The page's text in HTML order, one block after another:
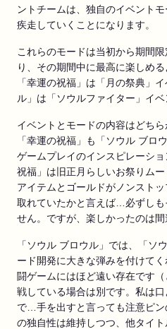
ントチームは、独自のイベント
疾走していくことになります。
これらのモードは当初から期間
り、その期間中に最高に楽しめ
「幸運の祝福」は「月の祭典」
ル」は「ソウルファイター」イベ
イベントとモードの内容はどちら
「幸運の祝福」も「ソウル ブロ
ゲームプレイのインスピレーシ
祝福」は旧正月らしいお祭りムー
アイテムとゴールドがノンスト
取れていたかと言えば…必ずしも
せん。ですが、楽しかったのは間
「ソウル ブロウル」では、「ソ
ード開発に大きな弾みを付けて
闘ゲームにはほど遠い存在です
戦している場合は別です。私は
で…手を出すと言っても注意ピ
の独自性は維持しつつ、他タイ